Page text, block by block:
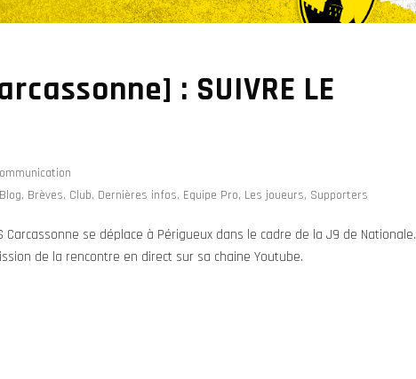
: SUIVRE LE
Blog, Brèves, Club, Dernières infos, Equipe Pro, Les joueurs, Supporters
Carcassonne se déplace à Périgueux dans le cadre de la J9 de Nationale.
de la rencontre en direct sur sa chaine Youtube.